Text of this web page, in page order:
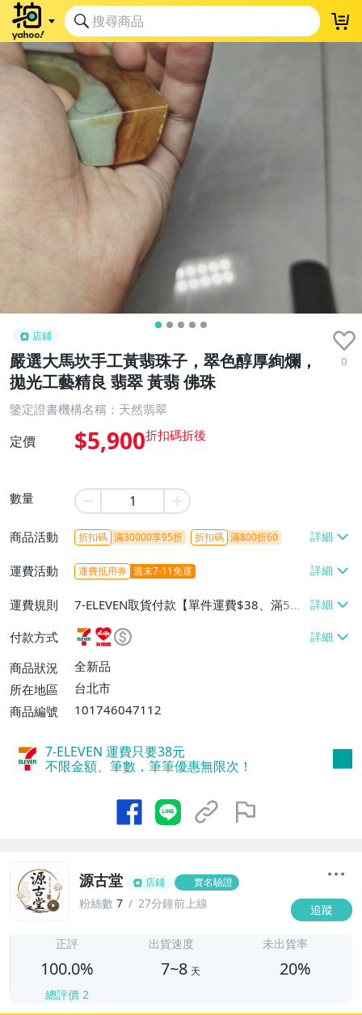
店鋪
嚴選大馬坎手工黃翡珠子，翠色醇厚絢爛，
拋光工藝精良 翡翠 黃翡 佛珠
0
鑒定證書機構名稱：天然翡翠
定價 $5,900
數量
商品活動 折扣碼 滿30000享95折 折扣碼 滿800折60
運費活動 運費抵用券 週末7-11免運
運費規則
7-ELEVEN取貨付款【單件運費$38、滿5件
或消費滿$1298免運費】、7-ELEVEN取貨
不付款【免運費】、萊爾富取貨付款【單件
運費$60、滿5件或消費滿$1298免運
費】、宅配/貨運【單件運費$120、滿5件
付款方式
商品狀況
全新品
所在地區
台北市
商品編號
101746047112
7-ELEVEN 運費只要38元
不限金額、筆數，筆筆優惠無限次！
源古堂 店鋪 實名驗證
粉絲數 7 27分鐘前上線 追蹤
正評
100.0%
總評價 2
出貨速度
7~8 天
未出貨率
20%